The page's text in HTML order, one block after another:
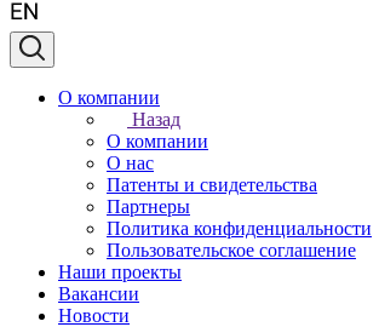
О компании
Назад
О компании
О нас
Патенты и свидетельства
Партнеры
Политика конфиденциальности
Пользовательское соглашение
Наши проекты
Вакансии
Новости